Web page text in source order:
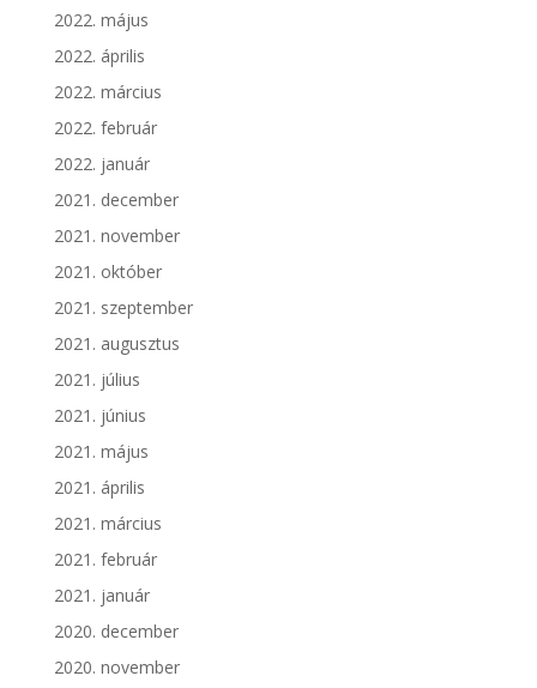
2022. május
2022. április
2022. március
2022. február
2022. január
2021. december
2021. november
2021. október
2021. szeptember
2021. augusztus
2021. július
2021. június
2021. május
2021. április
2021. március
2021. február
2021. január
2020. december
2020. november